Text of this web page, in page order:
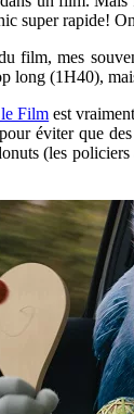
super rapide!
film, mes
long (1H40),
Film est
éviter que
(les